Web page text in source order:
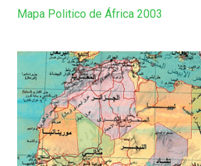
Mapa Politico de África 2003